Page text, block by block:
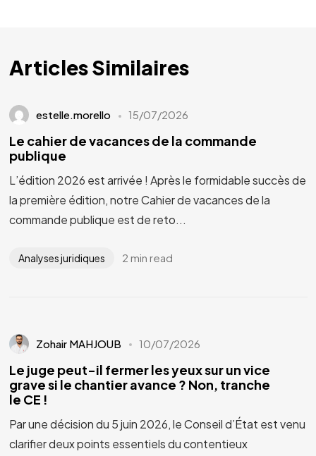
Articles Similaires
estelle.morello 15/07/2026
Le cahier de vacances de la commande
publique
L’édition 2026 est arrivée ! Après le formidable succès de
la première édition, notre Cahier de vacances de la
commande publique est de reto...
Analyses juridiques 2 min read
Zohair MAHJOUB 10/07/2026
Le juge peut-il fermer les yeux sur un vice
grave si le chantier avance ? Non, tranche
le CE !
Par une décision du 5 juin 2026, le Conseil d’État est venu
clarifier deux points essentiels du contentieux